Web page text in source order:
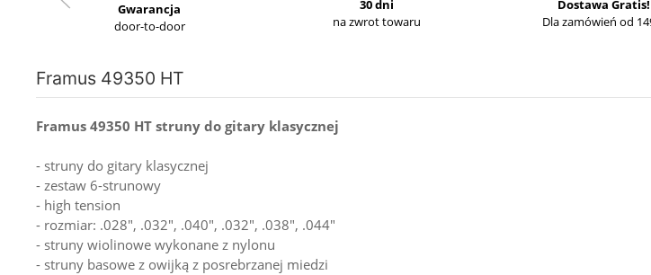
Gwarancja
door-to-door
30 dni
na zwrot towaru
Dostawa Gratis!
Dla zamówień od
Framus 49350 HT
Framus 49350 HT struny do gitary klasycznej
- struny do gitary klasycznej
- zestaw 6-strunowy
- high tension
- rozmiar: .028", .032", .040", .032", .038", .044"
- struny wiolinowe wykonane z nylonu
- struny basowe z owijką z posrebrzanej miedzi